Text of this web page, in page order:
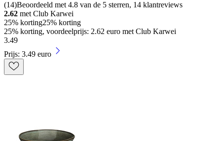
(14)Beoordeeld met 4.8 van de 5 sterren, 14 klantreviews
2.62 met Club Karwei
25% korting25% korting
25% korting, voordeelprijs: 2.62 euro met Club Karwei
3.49
Prijs: 3.49 euro